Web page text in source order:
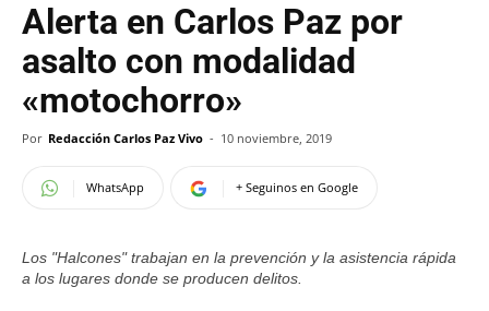
Alerta en Carlos Paz por
asalto con modalidad
«motochorro»
Por Redacción Carlos Paz Vivo - 10 noviembre, 2019
WhatsApp + Seguinos en Google
Los "Halcones" trabajan en la prevención y la asistencia rápida
a los lugares donde se producen delitos.